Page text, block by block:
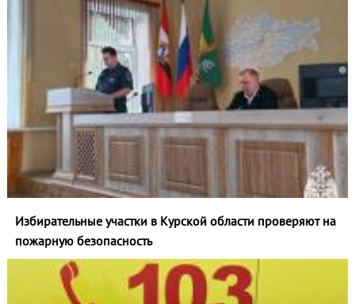
Избирательные участки в Курской области проверяют на
пожарную безопасность